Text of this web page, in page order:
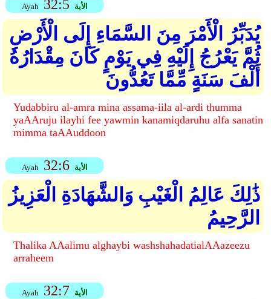
Ayah 32:5 الأية
يُدَبِّرُ الْأَمْرَ مِنَ السَّمَاءِ إِلَى الْأَرْضِ
ثُمَّ يَعْرُجُ إِلَيْهِ فِي يَوْمٍ كَانَ مِقْدَارُهُ
أَلْفَ سَنَةٍ مِّمَّا تَعُدُّونَ
Yudabbiru al-amra mina assama-iila al-ardi thumma
yaAAruju ilayhi fee yawmin kanamiqdaruhu alfa sanatin
mimma taAAuddoon
Ayah 32:6 الأية
ذَٰلِكَ عَالِمُ الْغَيْبِ وَالشَّهَادَةِ الْعَزِيزُ
الرَّحِيمُ
Thalika AAalimu alghaybi washshahadatialAAazeezu
arraheem
Ayah 32:7 الأية